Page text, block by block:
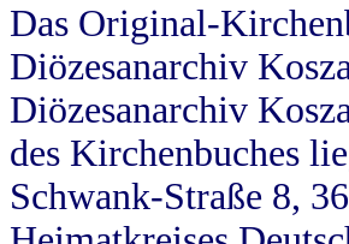
Das Original-
Diözesanarchiv
Diözesanarchiv
des Kirchenbuches
Schwank-Straße 8,